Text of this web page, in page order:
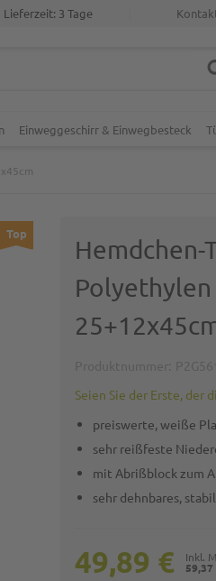
Lieferzeit: 3 Tage
Einweggeschirr & Einwegbesteck
Top
Hemdchen-
Polyethylen
Seien Sie der Erste, der
preiswerte, weiße
sehr reißfeste
mit Abrißblock zum
sehr dehnbares,
59,37
49,89 €